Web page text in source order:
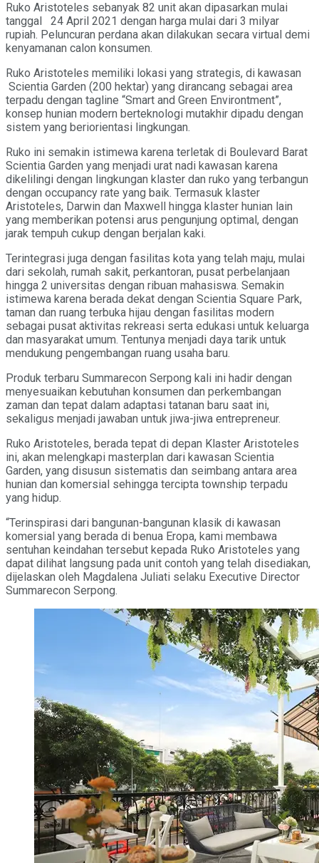
Ruko Aristoteles sebanyak 82 unit akan dipasarkan mulai
tanggal 24 April 2021 dengan harga mulai dari 3 milyar
rupiah. Peluncuran perdana akan dilakukan secara virtual demi
kenyamanan calon konsumen.
Ruko Aristoteles memiliki lokasi yang strategis, di kawasan
Scientia Garden (200 hektar) yang dirancang sebagai area
terpadu dengan tagline “Smart and Green Environtment”,
konsep hunian modern berteknologi mutakhir dipadu dengan
sistem yang beriorientasi lingkungan.
Ruko ini semakin istimewa karena terletak di Boulevard Barat
Scientia Garden yang menjadi urat nadi kawasan karena
dikelilingi dengan lingkungan klaster dan ruko yang terbangun
dengan occupancy rate yang baik. Termasuk klaster
Aristoteles, Darwin dan Maxwell hingga klaster hunian lain
yang memberikan potensi arus pengunjung optimal, dengan
jarak tempuh cukup dengan berjalan kaki.
Terintegrasi juga dengan fasilitas kota yang telah maju, mulai
dari sekolah, rumah sakit, perkantoran, pusat perbelanjaan
hingga 2 universitas dengan ribuan mahasiswa. Semakin
istimewa karena berada dekat dengan Scientia Square Park,
taman dan ruang terbuka hijau dengan fasilitas modern
sebagai pusat aktivitas rekreasi serta edukasi untuk keluarga
dan masyarakat umum. Tentunya menjadi daya tarik untuk
mendukung pengembangan ruang usaha baru.
Produk terbaru Summarecon Serpong kali ini hadir dengan
menyesuaikan kebutuhan konsumen dan perkembangan
zaman dan tepat dalam adaptasi tatanan baru saat ini,
sekaligus menjadi jawaban untuk jiwa-jiwa entrepreneur.
Ruko Aristoteles, berada tepat di depan Klaster Aristoteles
ini, akan melengkapi masterplan dari kawasan Scientia
Garden, yang disusun sistematis dan seimbang antara area
hunian dan komersial sehingga tercipta township terpadu
yang hidup.
“Terinspirasi dari bangunan-bangunan klasik di kawasan
komersial yang berada di benua Eropa, kami membawa
sentuhan keindahan tersebut kepada Ruko Aristoteles yang
dapat dilihat langsung pada unit contoh yang telah disediakan,
dijelaskan oleh Magdalena Juliati selaku Executive Director
Summarecon Serpong.